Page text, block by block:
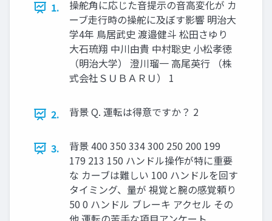
1.
操舵⾓に応じた⾳提⽰の⾳⾼変化が カ
ーブ⾛⾏時の操舵に及ぼす影響 明治⼤
学4年 ⿃居武史 渡邉健⽃ 松⽥さゆり
⼤⽯琉翔 中川由貴 中村聡史 ⼩松孝徳
（明治⼤学） 澄川瑠⼀ ⾼尾英⾏ （株
式会社ＳＵＢＡＲＵ） 1
2. 背景 Q. 運転は得意ですか？ 2
3.
背景 400 350 334 300 250 200 199
179 213 150 ハンドル操作が特に重要
な カーブは難しい 100 ハンドルを回す
タイミング、量が 視覚と腕の感覚頼り
50 0 ハンドル ブレーキ アクセル その